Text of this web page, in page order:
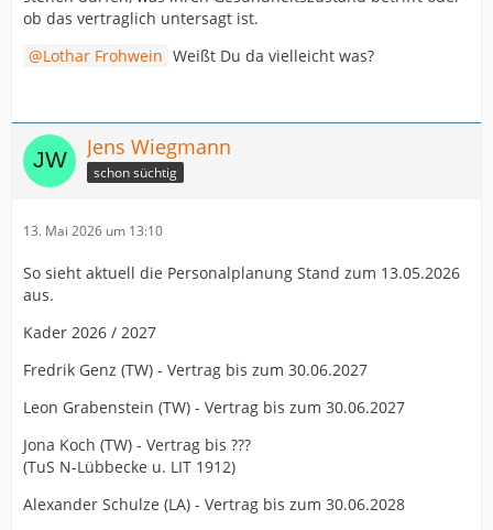
ob das vertraglich untersagt ist.
Lothar Frohwein Weißt Du da vielleicht was?
Jens Wiegmann
schon süchtig
13. Mai 2026 um 13:10
So sieht aktuell die Personalplanung Stand zum 13.05.2026
aus.
Kader 2026 / 2027
Fredrik Genz (TW) - Vertrag bis zum 30.06.2027
Leon Grabenstein (TW) - Vertrag bis zum 30.06.2027
Jona Koch (TW) - Vertrag bis ???
(TuS N-Lübbecke u. LIT 1912)
Alexander Schulze (LA) - Vertrag bis zum 30.06.2028